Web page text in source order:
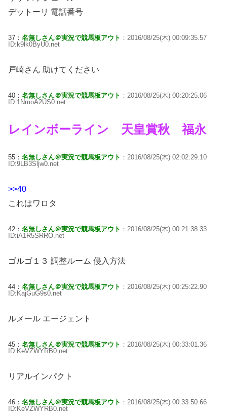
デットーリ 電話番号
37： 名無しさん＠実況で競馬板アウト ：2016/08/25(木) 00:09:35.57
ID:k9lk0ByU0.net
戸崎さん 助けてください
40： 名無しさん＠実況で競馬板アウト ：2016/08/25(木) 00:20:25.06
ID:1NmoA2US0.net
レインボーライン 天皇賞秋 福永
55： 名無しさん＠実況で競馬板アウト ：2016/08/25(木) 02:02:29.10
ID:9LB3Sljw0.net
>>40
これはワロタ
42： 名無しさん＠実況で競馬板アウト ：2016/08/25(木) 00:21:38.33
ID:iA1R5SRRO.net
ゴルゴ１３ 調整ルーム 侵入方法
44： 名無しさん＠実況で競馬板アウト ：2016/08/25(木) 00:25:22.90
ID:KajGuG9s0.net
ルメール エージェント
45： 名無しさん＠実況で競馬板アウト ：2016/08/25(木) 00:33:01.36
ID:KeVZWYRB0.net
リアルインパクト
46： 名無しさん＠実況で競馬板アウト ：2016/08/25(木) 00:33:50.66
ID:KeVZWYRB0.net